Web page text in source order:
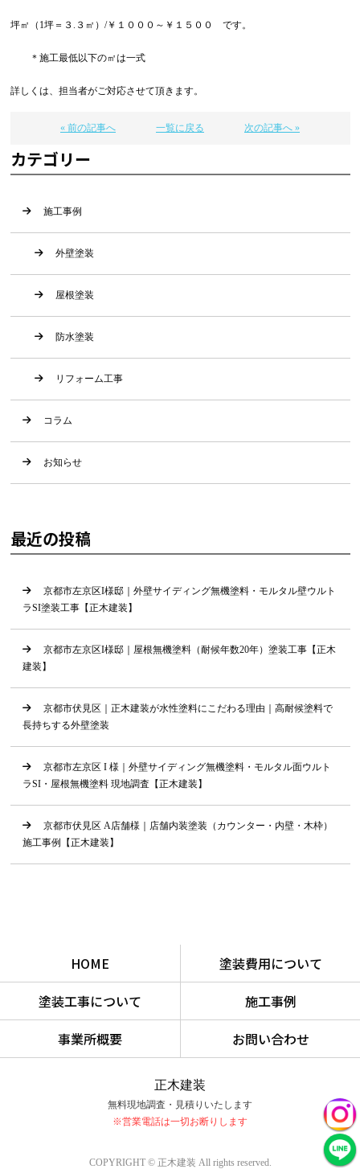
坪㎡（1坪＝３.３㎡）/￥１０００～￥１５００ です。
＊施工最低以下の㎡は一式
詳しくは、担当者がご対応させて頂きます。
« 前の記事へ 一覧に戻る 次の記事へ »
カテゴリー
施工事例
外壁塗装
屋根塗装
防水塗装
リフォーム工事
コラム
お知らせ
最近の投稿
京都市左京区I様邸｜外壁サイディング無機塗料・モルタル壁ウルト
ラSI塗装工事【正木建装】
京都市左京区I様邸｜屋根無機塗料（耐候年数20年）塗装工事【正木
建装】
京都市伏見区｜正木建装が水性塗料にこだわる理由｜高耐候塗料で
長持ちする外壁塗装
京都市左京区 I 様｜外壁サイディング無機塗料・モルタル面ウルト
ラSI・屋根無機塗料 現地調査【正木建装】
京都市伏見区 A店舗様｜店舗内装塗装（カウンター・内壁・木枠）
施工事例【正木建装】
HOME
塗装費用について
塗装工事について
施工事例
事業所概要
お問い合わせ
正木建装
無料現地調査・見積りいたします
※営業電話は一切お断りします
COPYRIGHT © 正木建装 All rights reserved.